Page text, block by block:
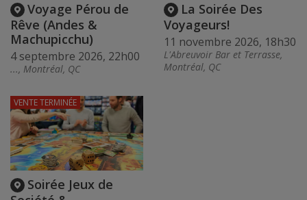
Voyage Pérou de
Rêve (Andes &
Machupicchu)
4 septembre 2026, 22h00
..., Montréal, QC
La Soirée Des
Voyageurs!
11 novembre 2026, 18h30
L'Abreuvoir Bar et Terrasse,
Montréal, QC
Soirée Jeux de
VENTE TERMINÉE